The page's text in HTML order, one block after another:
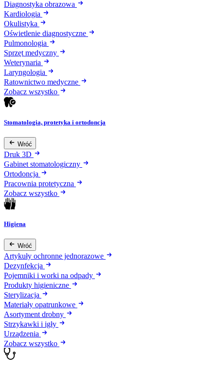
Diagnostyka obrazowa
Kardiologia
Okulistyka
Oświetlenie diagnostyczne
Pulmonologia
Sprzęt medyczny
Weterynaria
Laryngologia
Ratownictwo medyczne
Zobacz wszystko
Stomatologia, protetyka i ortodoncja
Wróć
Druk 3D
Gabinet stomatologiczny
Ortodoncja
Pracownia protetyczna
Zobacz wszystko
Higiena
Wróć
Artykuły ochronne jednorazowe
Dezynfekcja
Pojemniki i worki na odpady
Produkty higieniczne
Sterylizacja
Materiały opatrunkowe
Asortyment drobny
Strzykawki i igły
Urządzenia
Zobacz wszystko